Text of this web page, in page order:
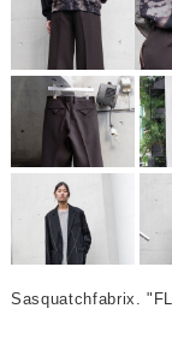
Sasquatchfabrix.